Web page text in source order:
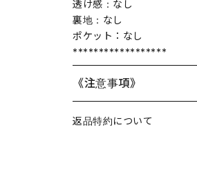
透け感：なし
裏地：なし
ポケット：なし
******************
《注意事項》
返品特約について